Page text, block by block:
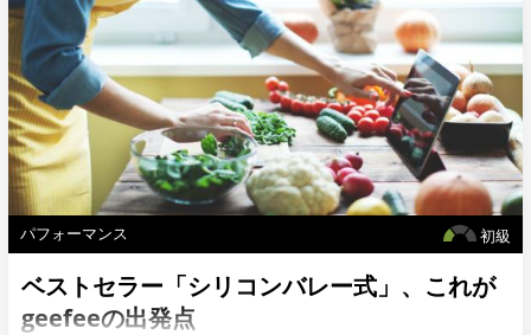
初級
パフォーマンス
ベストセラー「シリコンバレー式」、これが
geefeeの出発点